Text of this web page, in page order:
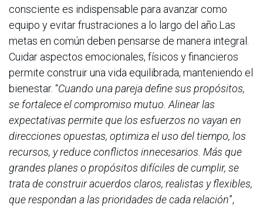
consciente es indispensable para avanzar como
equipo y evitar frustraciones a lo largo del año.Las
metas en común deben pensarse de manera integral.
Cuidar aspectos emocionales, físicos y financieros
permite construir una vida equilibrada, manteniendo el
bienestar. “Cuando una pareja define sus propósitos,
se fortalece el compromiso mutuo. Alinear las
expectativas permite que los esfuerzos no vayan en
direcciones opuestas, optimiza el uso del tiempo, los
recursos, y reduce conflictos innecesarios. Más que
grandes planes o propósitos difíciles de cumplir, se
trata de construir acuerdos claros, realistas y flexibles,
que respondan a las prioridades de cada relación”,